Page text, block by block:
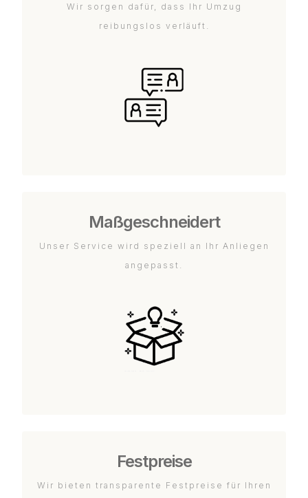
Wir sorgen dafür, dass Ihr Umzug
reibungslos verläuft.
Maßgeschneidert
Unser Service wird speziell an Ihr Anliegen
angepasst.
Festpreise
Wir bieten transparente Festpreise für Ihren